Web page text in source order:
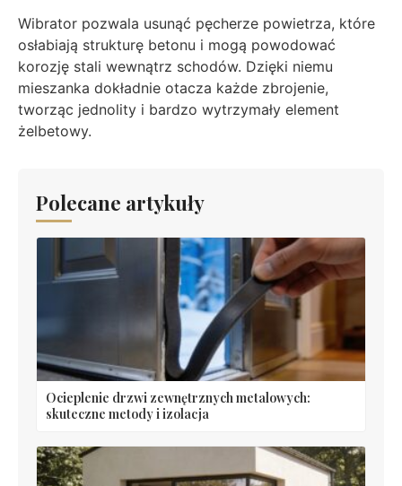
Wibrator pozwala usunąć pęcherze powietrza, które
osłabiają strukturę betonu i mogą powodować
korozję stali wewnątrz schodów. Dzięki niemu
mieszanka dokładnie otacza każde zbrojenie,
tworząc jednolity i bardzo wytrzymały element
żelbetowy.
Polecane artykuły
Ocieplenie drzwi zewnętrznych metalowych:
skuteczne metody i izolacja